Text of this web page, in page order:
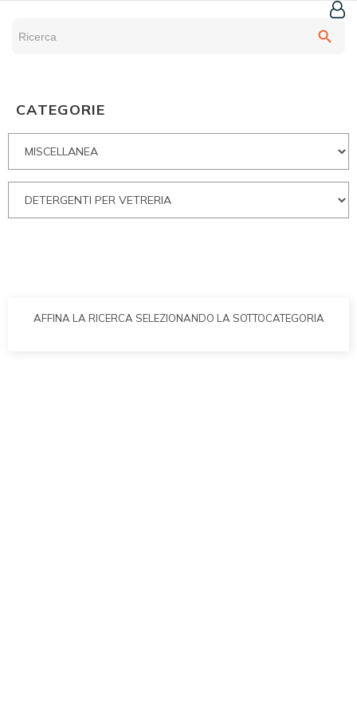
search
CATEGORIE
AFFINA LA RICERCA SELEZIONANDO LA SOTTOCATEGORIA